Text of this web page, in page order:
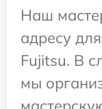
Наш
адресу
Fujitsu. В
мы